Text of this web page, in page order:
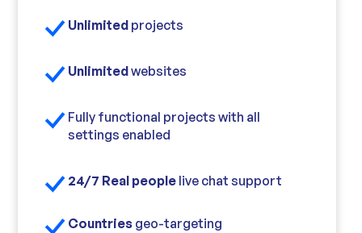
Unlimited projects
Unlimitedwebsites
Fully functional projects with all
settings enabled
24/7 Real people live chat support
Countries geo-targeting